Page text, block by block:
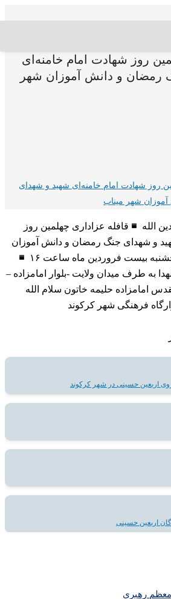
روز شهادت امام خامنه‌ای
رمضان و دانش آموزان شهر
روز شهادت امام خامنه‌ای شهید و شهدای
شهر میناب
الله
قافله عزاداری چهلمین روز
و شهدای جنگ رمضان و دانش آموزان
بیست فروردین ماه ساعت ۱۶
به طرف میدان ولایت -بلوار امامزاده –
امامزاده حلیمه خاتون سلام الله
فرهنگی شهر کرکوند
اربعین حسینی در شهر کرکوند
اربعین حسینی
معظم رهبری